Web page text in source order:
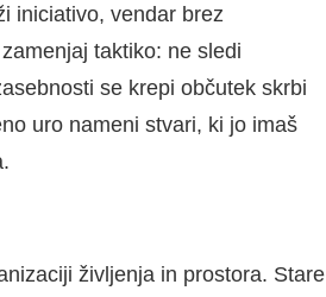
iniciativo, vendar brez
taktiko: ne sledi
se krepi občutek skrbi
uro nameni stvari, ki jo imaš
življenja in prostora. Stare